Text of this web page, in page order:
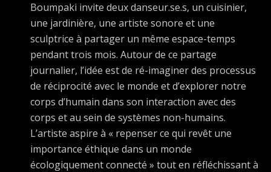
Boumpaki invite deux danseur.se.s, un cuisinier,
une jardinière, une artiste sonore et une
sculptrice à partager un même espace-temps
pendant trois mois. Autour de ce partage
journalier, l’idée est de ré-imaginer des processus
de réciprocité avec le monde et d’explorer notre
corps d’humain dans son interaction avec des
corps et au sein de systèmes non-humains.
L’artiste aspire à « repenser ce qui revêt une
importance éthique dans un monde
écologiquement connecté » tout en réfléchissant à